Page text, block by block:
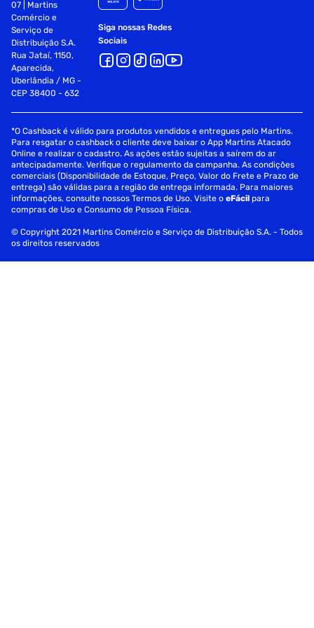
07 | Martins
Comércio e
Serviço de
Distribuição S.A.
Rua Jataí, 1150,
Aparecida,
Uberlândia / MG -
CEP 38400 - 632
Siga nossas Redes
Sociais
*O Cashback é válido para produtos vendidos e entregues pelo Martins.
Para resgatar o cashback o cliente deve baixar o App Martins Atacado
Online e realizar o cadastro. As ações estão sujeitas a saírem do ar
antecipadamente. Verifique o regulamento da campanha. As condições
comerciais (Disponibilidade de Estoque, Preço, Valor do Frete e Prazo de
entrega) são válidas para a região de entrega informada. Para maiores
informações, consulte nossos Termos de Uso. Visite oeFácil para
compras de Uso e Consumo de Pessoa Física.
© Copyright 2021 Martins Comércio e Serviço de Distribuição S.A. - Todos
os direitos reservados